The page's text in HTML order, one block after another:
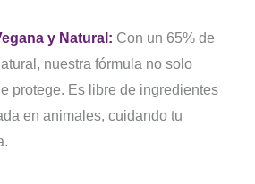
y Natural: Con un 65% de
nuestra fórmula no solo
protege. Es libre de ingredientes
en animales, cuidando tu